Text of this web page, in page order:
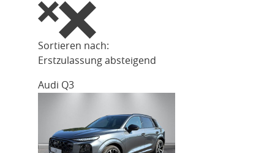
Sortieren nach:
Erstzulassung absteigend
Audi Q3